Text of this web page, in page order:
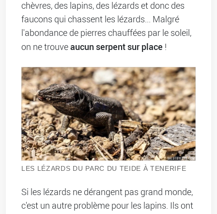
chèvres, des lapins, des lézards et donc des
faucons qui chassent les lézards... Malgré
l'abondance de pierres chauffées par le soleil,
on ne trouveaucun serpent sur place !
LES LÉZARDS DU PARC DU TEIDE À TENERIFE
Si les lézards ne dérangent pas grand monde,
c'est un autre problème pour les lapins. Ils ont